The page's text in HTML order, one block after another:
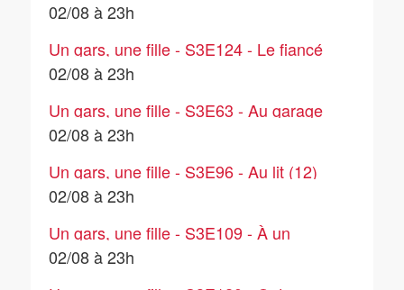
(2)
02/08 à 23h
Un gars, une fille - S3E124 - Le fiancé
de la belle-mère
02/08 à 23h
Un gars, une fille - S3E63 - Au garage
02/08 à 23h
Un gars, une fille - S3E96 - Au lit (12)
02/08 à 23h
Un gars, une fille - S3E109 - À un
mariage (2)
02/08 à 23h